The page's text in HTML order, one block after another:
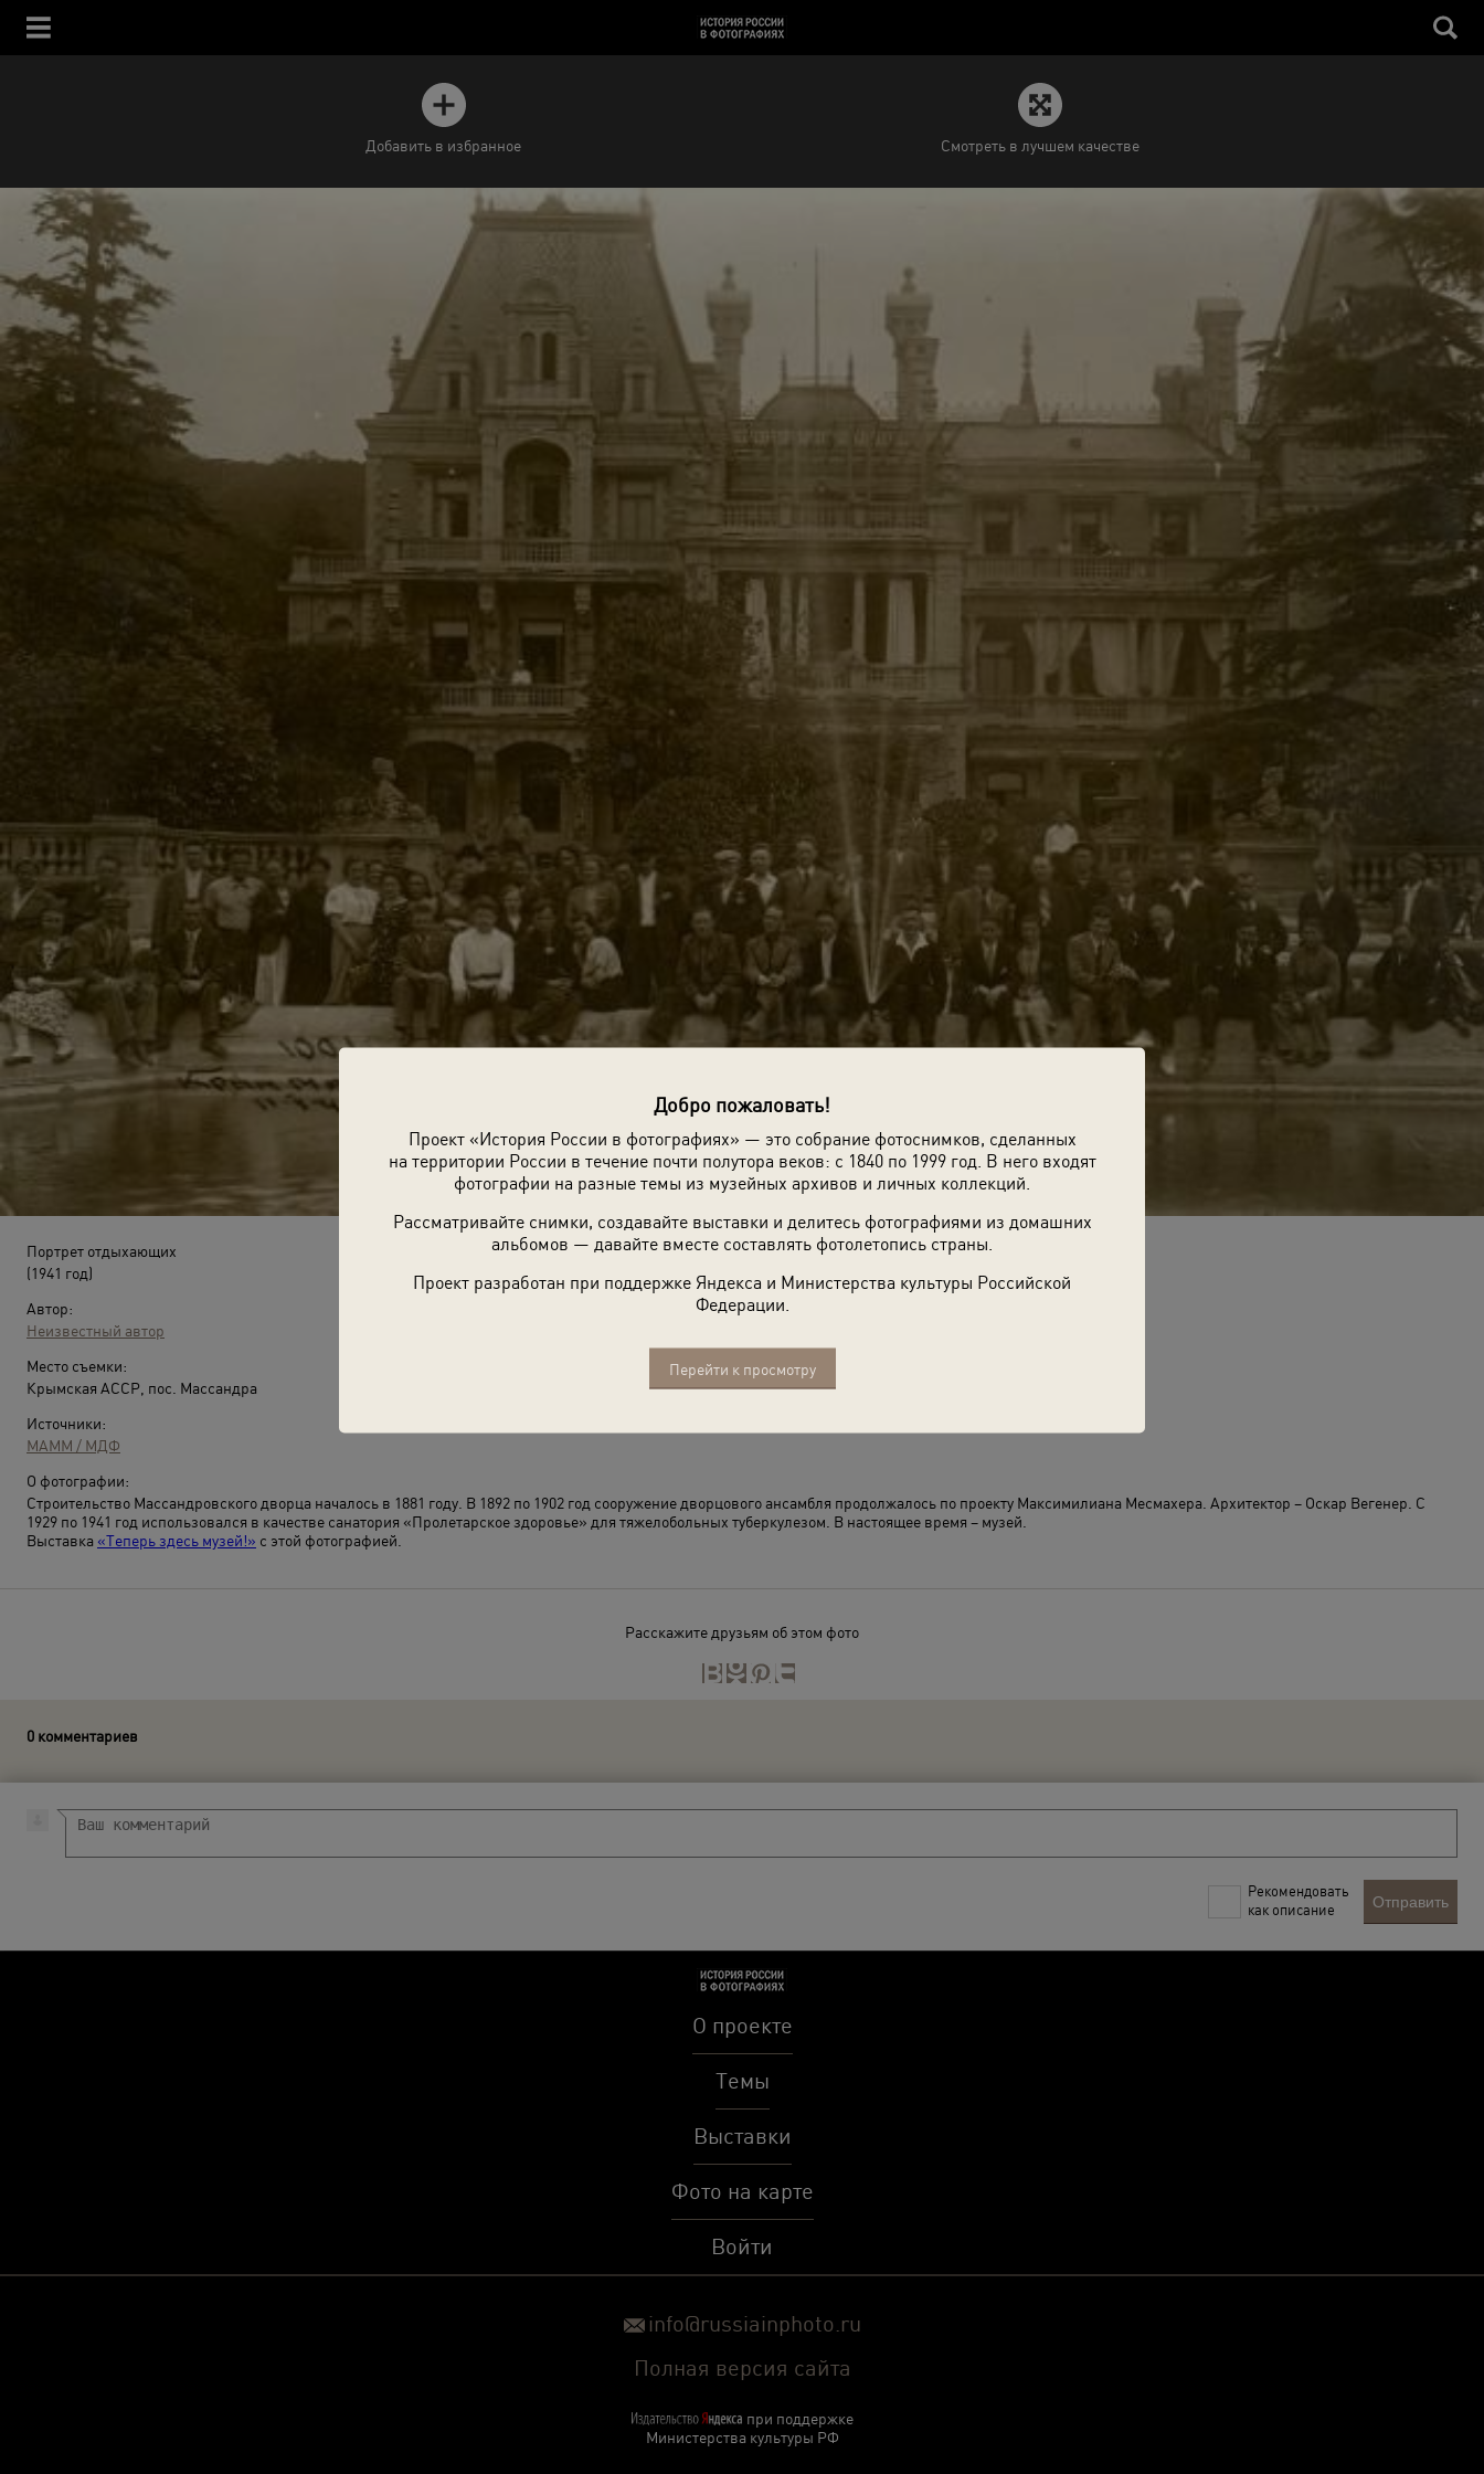
Добро пожаловать!
Проект «История России в фотографиях» — это собрание фотоснимков, сделанных
на территории России в течение почти полутора веков: с 1840 по 1999 год. В него входят
фотографии на разные темы из музейных архивов и личных коллекций.
Рассматривайте снимки, создавайте выставки и делитесь фотографиями из домашних
альбомов — давайте вместе составлять фотолетопись страны.
Проект разработан при поддержке Яндекса и Министерства культуры Российской
Федерации.
Перейти к просмотру
Добавить в избранное Смотреть в лучшем качестве
Портрет отдыхающих
(1941 год)
Автор:
Неизвестный автор
Место съемки:
Крымская АССР, пос. Массандра
Источники:
МАММ / МДФ
О фотографии:
Строительство Массандровского дворца началось в 1881 году. В 1892 по 1902 год сооружение дворцового ансамбля продолжалось по проекту Максимилиана Месмахера. Архитектор – Оскар Вегенер. С
1929 по 1941 год использовался в качестве санатория «Пролетарское здоровье» для тяжелобольных туберкулезом. В настоящее время – музей.
Выставка «Теперь здесь музей!» с этой фотографией.
Расскажите друзьям об этом фото
0 комментариев
Рекомендовать
как описание
Отправить
О проекте
Темы
Выставки
Фото на карте
Войти
info@russiainphoto.ru
Полная версия сайта
при поддержке
Министерства культуры РФ